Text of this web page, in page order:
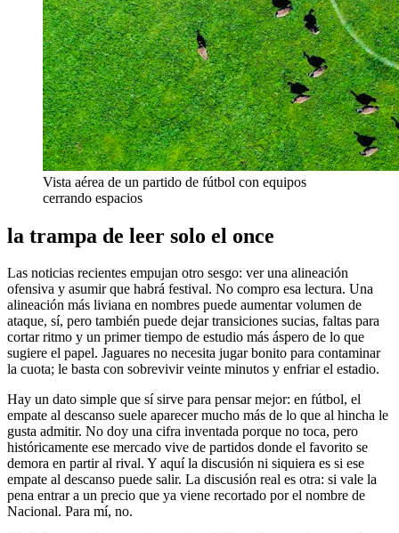
Vista aérea de un partido de fútbol con equipos
cerrando espacios
la trampa de leer solo el once
Las noticias recientes empujan otro sesgo: ver una alineación
ofensiva y asumir que habrá festival. No compro esa lectura. Una
alineación más liviana en nombres puede aumentar volumen de
ataque, sí, pero también puede dejar transiciones sucias, faltas para
cortar ritmo y un primer tiempo de estudio más áspero de lo que
sugiere el papel. Jaguares no necesita jugar bonito para contaminar
la cuota; le basta con sobrevivir veinte minutos y enfriar el estadio.
Hay un dato simple que sí sirve para pensar mejor: en fútbol, el
empate al descanso suele aparecer mucho más de lo que al hincha le
gusta admitir. No doy una cifra inventada porque no toca, pero
históricamente ese mercado vive de partidos donde el favorito se
demora en partir al rival. Y aquí la discusión ni siquiera es si ese
empate al descanso puede salir. La discusión real es otra: si vale la
pena entrar a un precio que ya viene recortado por el nombre de
Nacional. Para mí, no.